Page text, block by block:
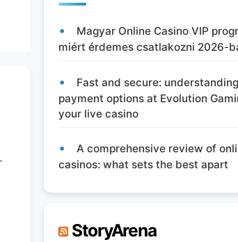
Magyar Online Casino VIP
miért érdemes csatlakozni 2026-
Fast and secure: understanding
payment options at Evolution
your live casino
A comprehensive review of
casinos: what sets the best apart
StoryArena